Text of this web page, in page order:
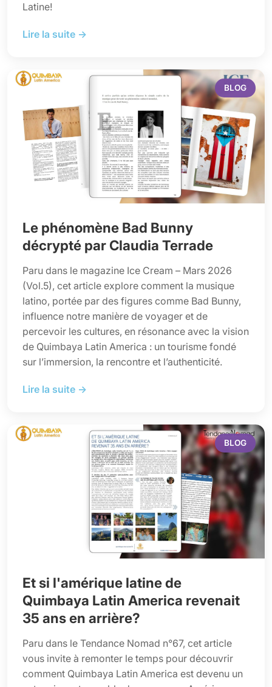
Latine!
Lire la suite →
BLOG
Le phénomène Bad Bunny
décrypté par Claudia Terrade
Paru dans le magazine Ice Cream – Mars 2026
(Vol.5), cet article explore comment la musique
latino, portée par des figures comme Bad Bunny,
influence notre manière de voyager et de
percevoir les cultures, en résonance avec la vision
de Quimbaya Latin America : un tourisme fondé
sur l’immersion, la rencontre et l’authenticité.
Lire la suite →
BLOG
Et si l'amérique latine de
Quimbaya Latin America revenait
35 ans en arrière?
Paru dans le Tendance Nomad n°67, cet article
vous invite à remonter le temps pour découvrir
comment Quimbaya Latin America est devenu un